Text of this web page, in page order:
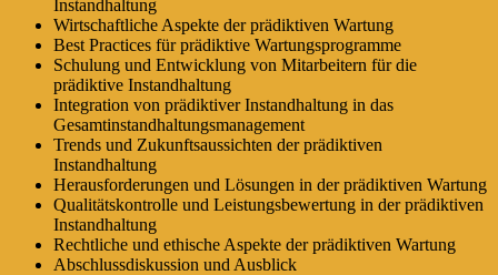
Instandhaltung
Wirtschaftliche Aspekte der prädiktiven Wartung
Best Practices für prädiktive Wartungsprogramme
Schulung und Entwicklung von Mitarbeitern für die
prädiktive Instandhaltung
Integration von prädiktiver Instandhaltung in das
Gesamtinstandhaltungsmanagement
Trends und Zukunftsaussichten der prädiktiven
Instandhaltung
Herausforderungen und Lösungen in der prädiktiven Wartung
Qualitätskontrolle und Leistungsbewertung in der prädiktiven
Instandhaltung
Rechtliche und ethische Aspekte der prädiktiven Wartung
Abschlussdiskussion und Ausblick